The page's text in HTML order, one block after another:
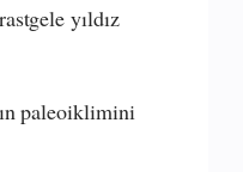
yıldız
paleoiklimini